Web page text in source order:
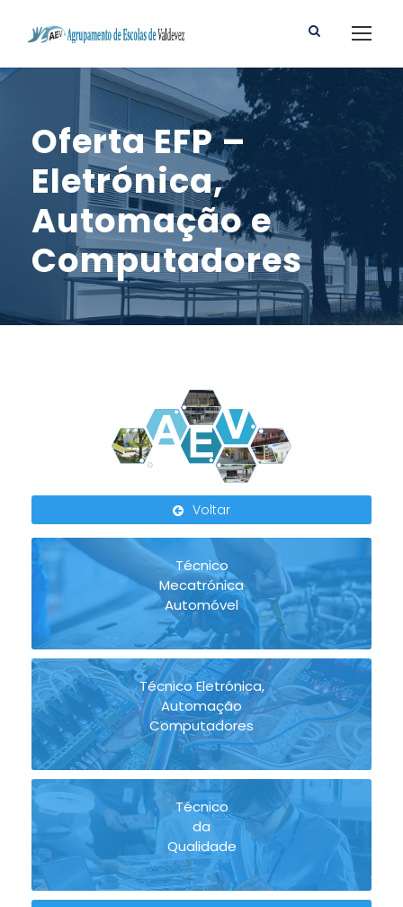
Oferta EFP –
Eletrónica,
Automação e
Computadores
Voltar
Técnico
Mecatrónica
Automóvel
Técnico Eletrónica,
Automação
Computadores
Técnico
da
Qualidade